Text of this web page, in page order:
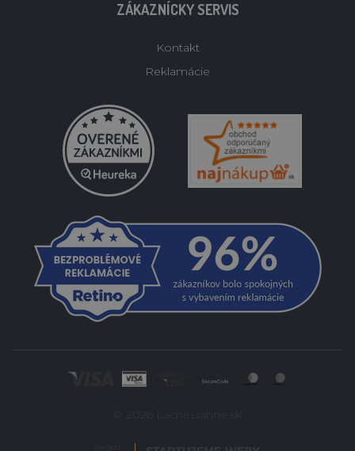
ZÁKAZNÍCKY SERVIS
Kontakt
Reklamácie